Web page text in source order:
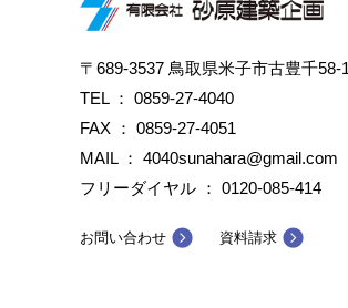
〒689-3537 鳥取県米子市古豊千58-
TEL ： 0859-27-4040
FAX ： 0859-27-4051
MAIL ： 4040sunahara@gmail.com
フリーダイヤル ： 0120-085-414
お問い合わせ 資料請求